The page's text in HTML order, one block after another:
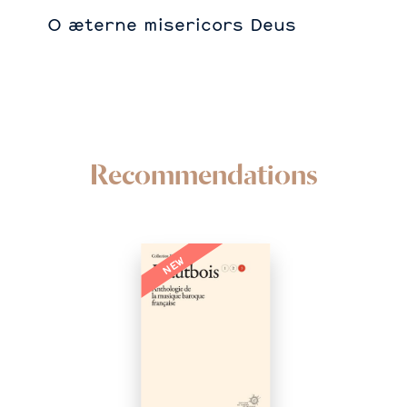
O æterne misericors Deus
Recommendations
NEW